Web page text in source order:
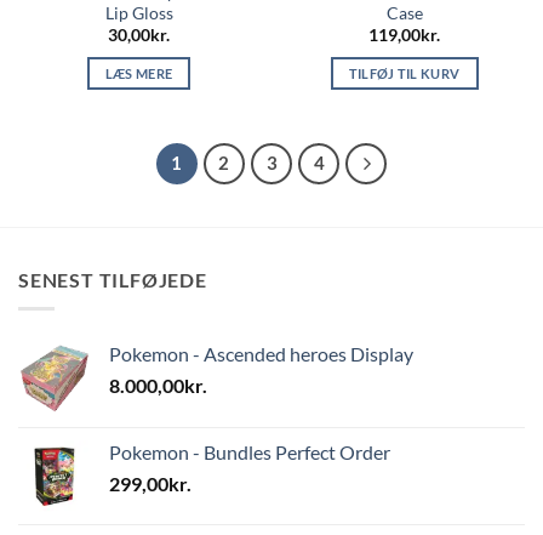
Lip Gloss
30,00kr.
LÆS MERE
Case
119,00kr.
TILFØJ TIL KURV
1 2 3 4
SENEST TILFØJEDE
Pokemon - Ascended heroes Display
8.000,00kr.
Pokemon - Bundles Perfect Order
299,00kr.